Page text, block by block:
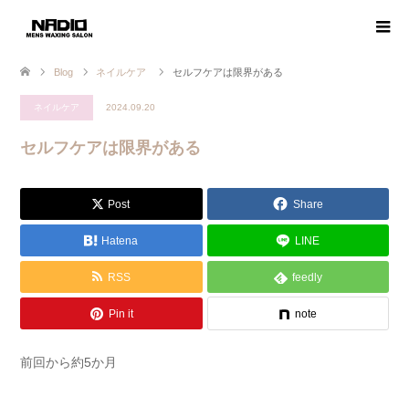
Blog ネイルケア セルフケアは限界がある
ネイルケア 2024.09.20
セルフケアは限界がある
Post Share
Hatena LINE
RSS feedly
Pin it note
前回から約5か月